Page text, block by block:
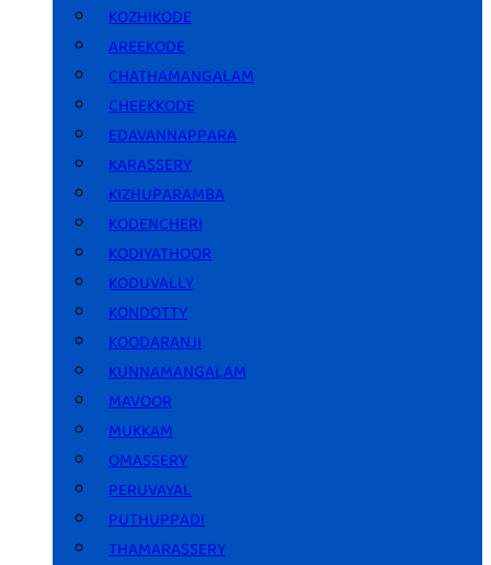
KOZHIKODE
AREEKODE
CHATHAMANGALAM
CHEEKKODE
EDAVANNAPPARA
KARASSERY
KIZHUPARAMBA
KODENCHERI
KODIYATHOOR
KODUVALLY
KONDOTTY
KOODARANJI
KUNNAMANGALAM
MAVOOR
MUKKAM
OMASSERY
PERUVAYAL
PUTHUPPADI
THAMARASSERY